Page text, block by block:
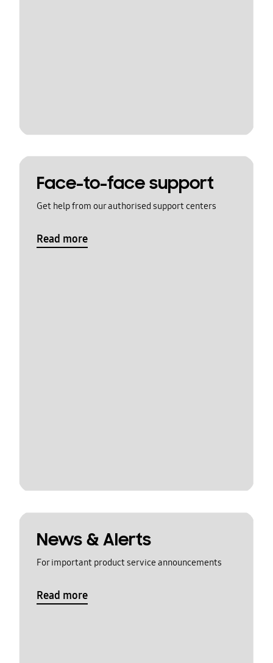
Face-to-face support
Get help from our authorised support centers
Read more
News & Alerts
For important product service announcements
Read more